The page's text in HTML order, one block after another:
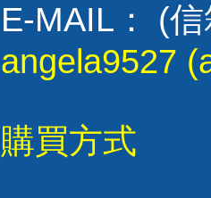
E-MAIL： (
angela9527
購買方式